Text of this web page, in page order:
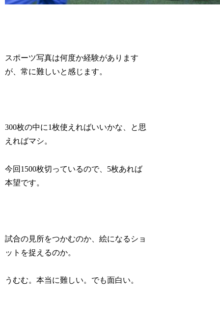
スポーツ写真は何度か経験があります
が、常に難しいと感じます。
300枚の中に1枚使えればいいかな、と思
えればマシ。
今回1500枚切っているので、5枚あれば
本望です。
試合の見所をつかむのか、絵になるショ
ットを捉えるのか。
うむむ。本当に難しい。でも面白い。